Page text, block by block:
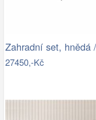
27450,-Kč